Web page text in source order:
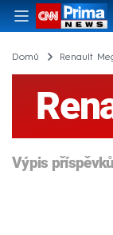
Domů Renault
Výpis